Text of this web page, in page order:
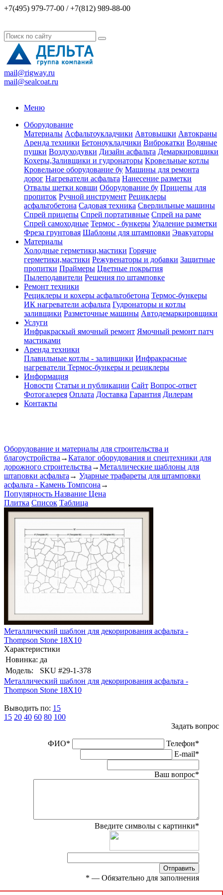
+7(495) 979-77-00 / +7(812) 989-88-00
mail@rigway.ru
mail@sealcoat.ru
Меню
Оборудование
Материалы Асфальтоукладчики Автовышки Автокраны
Аренда техники Бетоноукладчики Виброкатки Водяные
пушки Воздуходувки Дизайн асфальта Демаркировщики
Кохеры,Заливщики и гудронаторы Кровельные котлы
Кровельное оборудование бу Машины для ремонта
дорог Нагреватели асфальта Нанесение разметки
Отвалы щетки ковши Оборудование бу Прицепы для
пропиток Ручной инструмент Рециклеры
асфальтобетона Садовая техника Сверлильные машины
Спрей прицепы Спрей портативные Спрей на раме
Спрей самоходные Термос - бункеры Удаление разметки
Фреза грунтовая Шаблоны для штамповки Эвакуаторы
Материалы
Холодные герметики,мастики Горячие
герметики,мастики Режувенаторы и добавки Защитные
пропитки Праймеры Цветные покрытия
Пылеподавители Решения по штамповке
Ремонт техники
Рециклеры и кохеры асфальтобетона Термос-бункеры
ИК нагреватели асфальта Гудронаторы и котлы
заливщики Разметочные машины Автодемаркировщики
Услуги
Инфракраскый ямочный ремонт Ямочный ремонт патч
мастиками
Аренда техники
Плавильные котлы - заливщики Инфракрасные
нагреватели Термос-бункеры и рециклеры
Информация
Новости Статьи и публикации Сайт Вопрос-ответ
Фотогалерея Оплата Доставка Гарантия Дилерам
Контакты
Оборудование и материалы для строительства и
благоустройства→Каталог оборудования и спецтехники для
дорожного строительства→Металлические шаблоны для
штаповки асфальта→ Ударные трафареты для штамповки
асфальта - Камень Томпсона→
Популярность Название Цена
Плитка Список Таблица
Металлический шаблон для декорирования асфальта -
Thompson Stone 18X10
Характеристики
Новинка: да
Модель:
SKU #29-1-378
Металлический шаблон для декорирования асфальта -
Thompson Stone 18X10
Выводить по: 15
15 20 40 60 80 100
Задать вопрос
ФИО* Телефон*
E-mail*
Ваш вопрос*
Введите символы с картинки*
Отправить
* — Обязательно для заполнения